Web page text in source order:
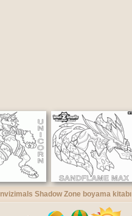
Invizimals Shadow Zone boyama kitabı